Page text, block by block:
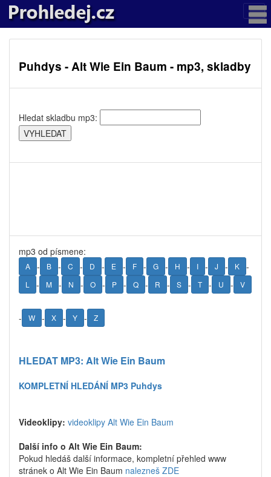
Puhdys - Alt Wie Ein Baum - mp3, skladby
Hledat skladbu mp3:
mp3 od písmene:
A - B - C - D - E - F - G - H - I - J - K -
L - M - N - O - P - Q - R - S - T - U - V
- W - X - Y - Z
HLEDAT MP3: Alt Wie Ein Baum
KOMPLETNÍ HLEDÁNÍ MP3 Puhdys
Videoklipy: videoklipy Alt Wie Ein Baum
Další info o Alt Wie Ein Baum:
Pokud hledáš další informace, kompletní přehled www
stránek o Alt Wie Ein Baum nalezneš ZDE